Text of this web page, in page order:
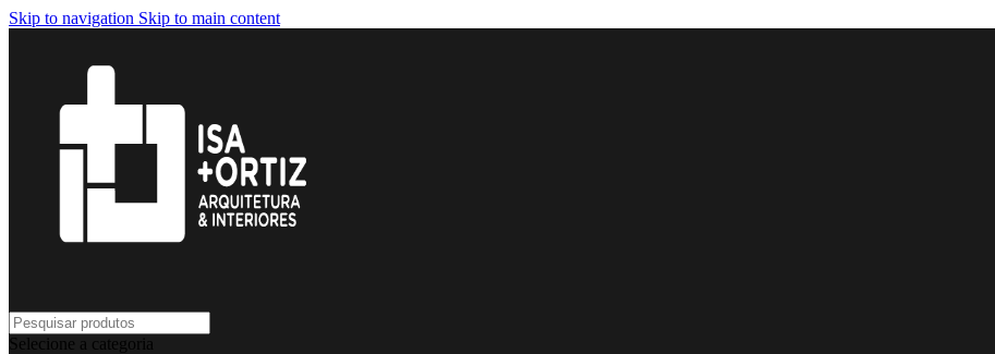
Skip to navigation Skip to main content
Selecione a categoria